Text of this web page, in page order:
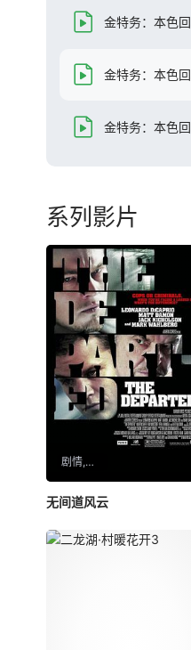
金特务：本色
金特务：本色
金特务：本色
系列影片
剧情,惊悚,犯罪
无间道风云